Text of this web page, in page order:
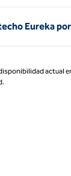
Eureka
actual